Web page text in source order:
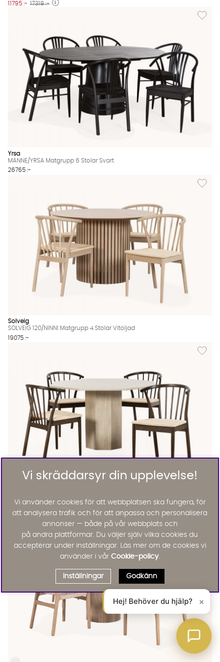
11795 :- 17319 :-
Lägg
Yrsa
MANNE/YRSA Matgrupp 6 Stolar Svart
26765 :-
Lägg
Solveig
SOLVEIG 120/NINNI Matgrupp 4 Stolar Vitoljad
19075 :-
Lägg
BRA DEAL
13495 :-
Vi skräddarsyr din upplevelse!
Vi använder cookies för att webbplatsen ska fungera, för
att analysera trafik och för att anpassa och personalisera
annonser — både på vår webbplats och
på andra plattformar. Du väljer själv vilka cookies du
accepterar under inställningar. Läs mer om de cookies vi
använder i vår Cookie-policy.
Inställningar Godkänn
Hej! Behöver du hjälp? ×